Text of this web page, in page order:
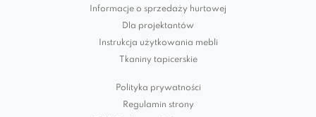
Informacje o sprzedaży hurtowej
Dla projektantów
Instrukcja użytkowania mebli
Tkaniny tapicerskie
Polityka prywatności
Regulamin strony